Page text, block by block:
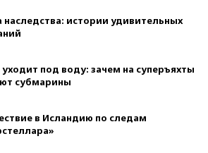
наследства: истории удивительных
уходит под воду: зачем на суперъяхты
субмарины
в Исландию по следам